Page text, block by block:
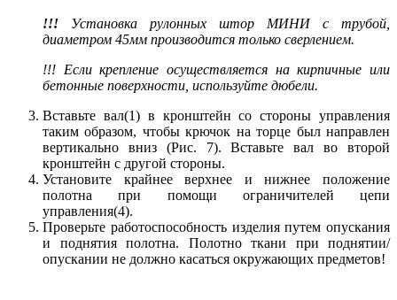
!!! Установка рулонных штор МИНИ с трубой,
диаметром 45мм производится только сверлением.
!!! Если крепление осуществляется на кирпичные или
бетонные поверхности, используйте дюбели.
Вставьте вал(1) в кронштейн со стороны управления
таким образом, чтобы крючок на торце был направлен
вертикально вниз (Рис. 7). Вставьте вал во второй
кронштейн с другой стороны.
Установите крайнее верхнее и нижнее положение
полотна при помощи ограничителей цепи
управления(4).
Проверьте работоспособность изделия путем опускания
и поднятия полотна. Полотно ткани при поднятии/
опускании не должно касаться окружающих предметов!